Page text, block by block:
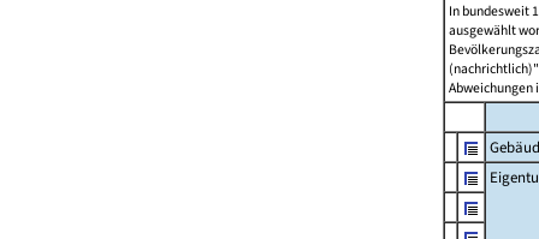
In bundesweit
ausgewählt
Abweichungen